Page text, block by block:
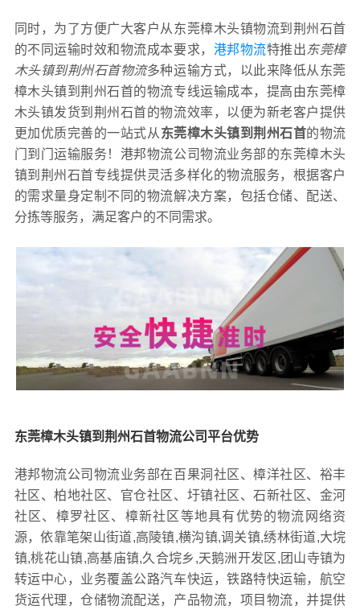
同时，为了方便广大客户从东莞樟木头镇物流到荆州石首
的不同运输时效和物流成本要求， 港邦物流特推出东莞樟
木头镇到荆州石首物流多种运输方式，以此来降低从东莞
樟木头镇到荆州石首的物流专线运输成本，提高由东莞樟
木头镇发货到荆州石首的物流效率，以便为新老客户提供
更加优质完善的一站式从 东莞樟木头镇到荆州石首的物流
门到门运输服务！港邦物流公司物流业务部的东莞樟木头
镇到荆州石首专线提供灵活多样化的物流服务，根据客户
的需求量身定制不同的物流解决方案，包括仓储、配送、
分拣等服务，满足客户的不同需求。
东莞樟木头镇到荆州石首物流公司平台优势
港邦物流公司物流业务部在百果洞社区、樟洋社区、裕丰
社区、柏地社区、官仓社区、圩镇社区、石新社区、金河
社区、樟罗社区、樟新社区等地具有优势的物流网络资
源，依靠笔架山街道,高陵镇,横沟镇,调关镇,绣林街道,大垸
镇,桃花山镇,高基庙镇,久合垸乡,天鹅洲开发区,团山寺镇为
转运中心，业务覆盖公路汽车快运，铁路特快运输，航空
货运代理，仓储物流配送，产品物流，项目物流，并提供